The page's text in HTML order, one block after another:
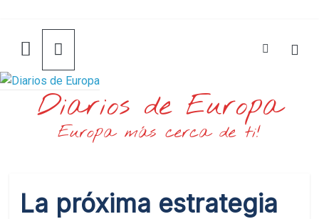
contenido
Diarios de Europa
Europa más cerca de ti!
La próxima estrategia